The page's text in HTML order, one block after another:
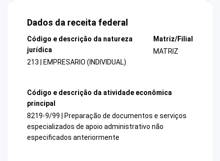
Dados da receita federal
Código e descrição da natureza
jurídica
213 | EMPRESARIO (INDIVIDUAL)
Matriz/Filial
MATRIZ
Código e descrição da atividade econômica
principal
8219-9/99 | Preparação de documentos e serviços
especializados de apoio administrativo não
especificados anteriormente